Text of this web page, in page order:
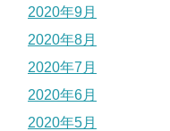
2020年9月
2020年8月
2020年7月
2020年6月
2020年5月